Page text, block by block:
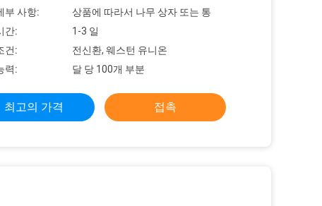
부 사항:
상품에 따라서 나무 상자 또는 통
간:
1-3 일
건:
전신환, 웨스턴 유니온
력:
달 당 100개 부분
최고의 가격 접촉